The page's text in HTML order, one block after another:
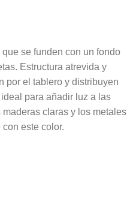
se funden con un fondo
Estructura atrevida y
por el tablero y distribuyen
ideal para añadir luz a las
maderas claras y los metales
este color.